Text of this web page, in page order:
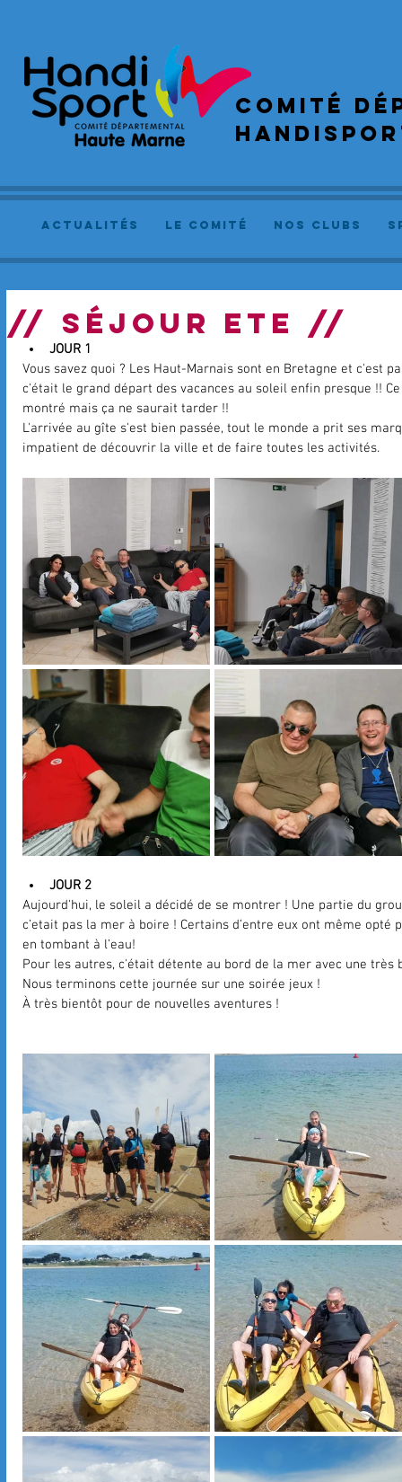
COMIté
actualités le comité NOS CLUBS
// SÉJOUR ETE //
JOUR 1
Vous savez quoi ? Les Haut-Marnais sont en Bretagne et c'est
c'était le grand départ des vacances au soleil enfin presque !!
montré mais ça ne saurait tarder !!
L'arrivée au gîte s'est bien passée, tout le monde a prit ses
impatient de découvrir la ville et de faire toutes les activités.
JOUR 2
Aujourd'hui, le soleil a décidé de se montrer ! Une partie du
c’etait pas la mer à boire ! Certains d’entre eux ont même
en tombant à l’eau!
Pour les autres, c'était détente au bord de la mer avec une très
Nous terminons cette journée sur une soirée jeux !
À très bientôt pour de nouvelles aventures !